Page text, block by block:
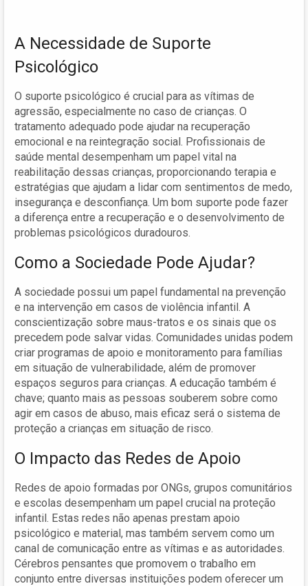
A Necessidade de Suporte
Psicológico
O suporte psicológico é crucial para as vítimas de
agressão, especialmente no caso de crianças. O
tratamento adequado pode ajudar na recuperação
emocional e na reintegração social. Profissionais de
saúde mental desempenham um papel vital na
reabilitação dessas crianças, proporcionando terapia e
estratégias que ajudam a lidar com sentimentos de medo,
insegurança e desconfiança. Um bom suporte pode fazer
a diferença entre a recuperação e o desenvolvimento de
problemas psicológicos duradouros.
Como a Sociedade Pode Ajudar?
A sociedade possui um papel fundamental na prevenção
e na intervenção em casos de violência infantil. A
conscientização sobre maus-tratos e os sinais que os
precedem pode salvar vidas. Comunidades unidas podem
criar programas de apoio e monitoramento para famílias
em situação de vulnerabilidade, além de promover
espaços seguros para crianças. A educação também é
chave; quanto mais as pessoas souberem sobre como
agir em casos de abuso, mais eficaz será o sistema de
proteção a crianças em situação de risco.
O Impacto das Redes de Apoio
Redes de apoio formadas por ONGs, grupos comunitários
e escolas desempenham um papel crucial na proteção
infantil. Estas redes não apenas prestam apoio
psicológico e material, mas também servem como um
canal de comunicação entre as vítimas e as autoridades.
Cérebros pensantes que promovem o trabalho em
conjunto entre diversas instituições podem oferecer um